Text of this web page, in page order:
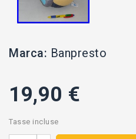
Marca: Banpresto
19,90 €
Tasse incluse